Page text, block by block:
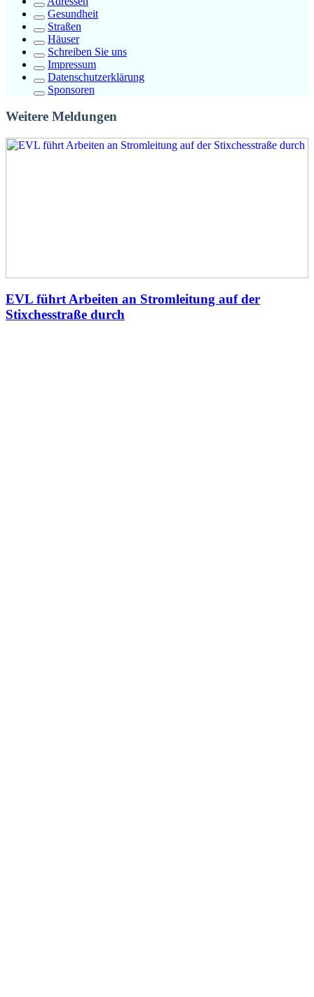
Gesundheit
Straßen
Häuser
Schreiben Sie uns
Impressum
Datenschutzerklärung
Sponsoren
Weitere Meldungen
EVL führt Arbeiten an Stromleitung auf der
Stixchesstraße durch